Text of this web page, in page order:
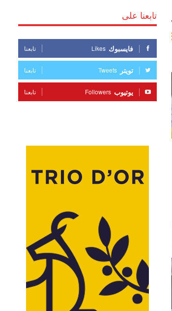
تابعنا على
فايسبوك Likes تابعنا
تويتر Tweets تابعنا
يوتيوب Followers تابعنا